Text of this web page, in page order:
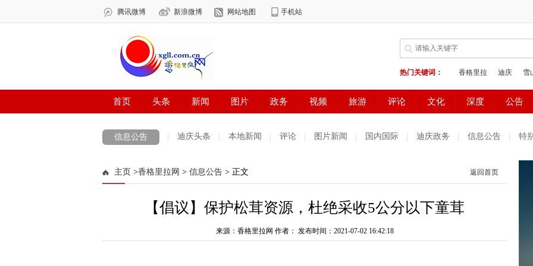
信息公告 迪庆头条 本地新闻 评论 图片新闻 国内国际 迪庆政务 信息公告 特
主页 >香格里拉网 > 信息公告 > 正文 返回首页
【倡议】保护松茸资源，杜绝采收5公分以下童茸
来源：香格里拉网 作者： 发布时间：2021-07-02 16:42:18